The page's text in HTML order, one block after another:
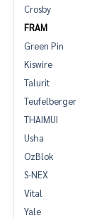
Crosby
FRAM
Green Pin
Kiswire
Talurit
Teufelberger
THAIMUI
Usha
OzBlok
S-NEX
Vital
Yale